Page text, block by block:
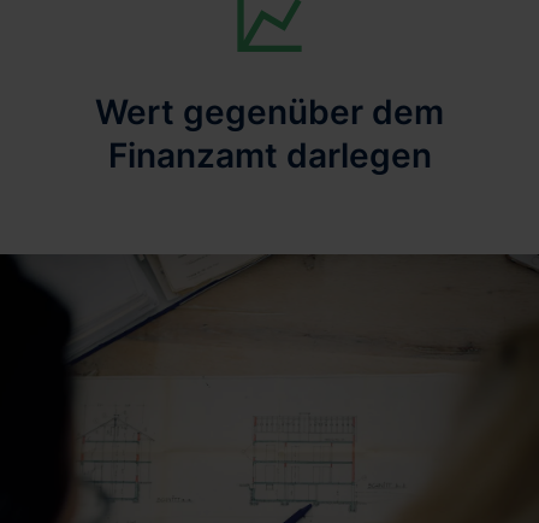
Wert gegenüber dem
Finanzamt darlegen